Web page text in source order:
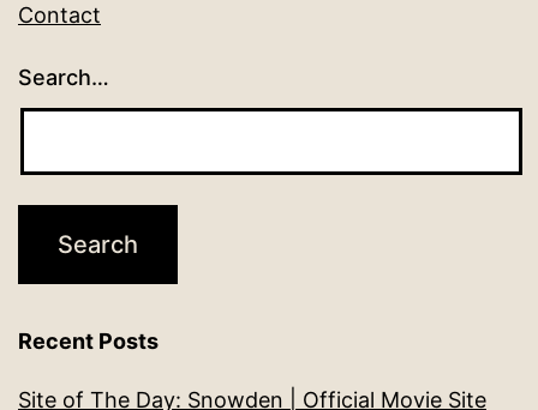
Contact
Search…
Recent Posts
Site of The Day: Snowden | Official Movie Site